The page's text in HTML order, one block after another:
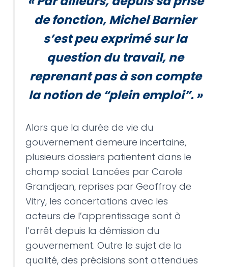
de fonction, Michel Barnier
s’est peu exprimé sur la
question du travail, ne
reprenant pas à son compte
la notion de “plein emploi”.»
Alors que la durée de vie du
gouvernement demeure incertaine,
plusieurs dossiers patientent dans le
champ social. Lancées par Carole
Grandjean, reprises par Geoffroy de
Vitry, les concertations avec les
acteurs de l’apprentissage sont à
l’arrêt depuis la démission du
gouvernement. Outre le sujet de la
qualité, des précisions sont attendues